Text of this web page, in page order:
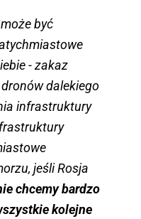
być
- zakaz
dalekiego
infrastruktury
jeśli Rosja
chcemy bardzo
kolejne